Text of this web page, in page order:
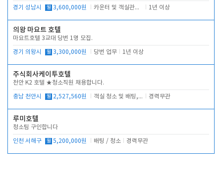
경기 성남시 월 3,600,000원 카운터 및 객실관리 전반 1년 이상
의왕 마요트 호텔
마요트호텔 3교대 당번 1명 모집.
경기 의왕시 월 3,300,000원 당번 업무 1년 이상
주식회사케이투호텔
천안 K2 호텔 ★청소직원 채용합니다.
충남 천안시 월 2,527,560원 객실 청소 및 배팅, 주변 시설 청소 경력무관
루미호텔
청소팀 구인합니다
인천 서해구 월 5,200,000원 배팅 / 청소 경력무관